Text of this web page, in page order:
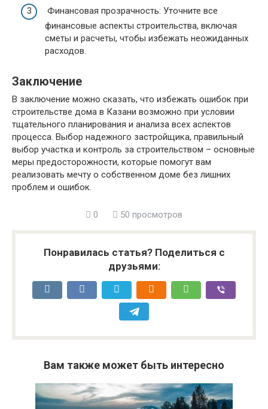
Финансовая прозрачность: Уточните все
финансовые аспекты строительства, включая
сметы и расчеты, чтобы избежать неожиданных
расходов.
Заключение
В заключение можно сказать, что избежать ошибок при
строительстве дома в Казани возможно при условии
тщательного планирования и анализа всех аспектов
процесса. Выбор надежного застройщика, правильный
выбор участка и контроль за строительством – основные
меры предосторожности, которые помогут вам
реализовать мечту о собственном доме без лишних
проблем и ошибок.
0 50 просмотров
Понравилась статья? Поделиться с
друзьями:
Вам также может быть интересно